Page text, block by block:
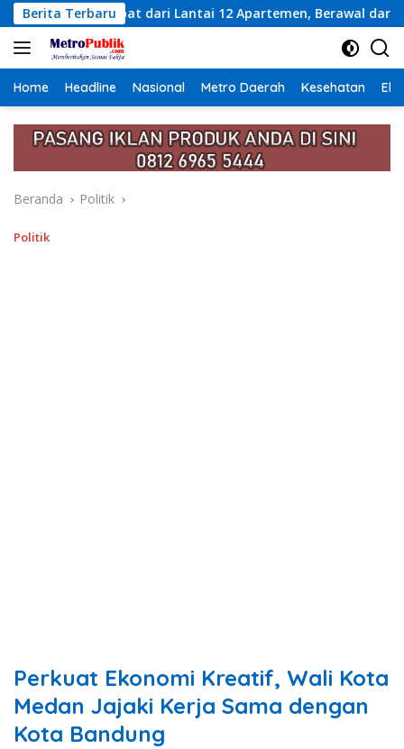
Langsung
ke
konten
Berita Terbaru
12 Apartemen, Berawal dari Pesan Wanita Lewat Aplikasi
Home Headline Nasional Metro Daerah Kesehatan
Beranda Politik
Politik
Perkuat Ekonomi Kreatif, Wali Kota
Medan Jajaki Kerja Sama dengan
Kota Bandung